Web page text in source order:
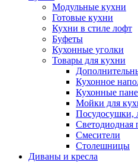
Модульные кухни
Готовые кухни
Кухни в стиле лофт
Буфеты
Кухонные уголки
Товары для кухни
Кухонное
Кухонные
Мойки для
Посудосушки,
Светодиодная
Смесители
Столешницы
Диваны и кресла